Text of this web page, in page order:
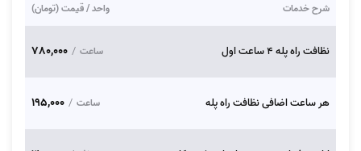
شرح خدمات واحد / قیمت (تومان)
نظافت راه پله 4 ساعت اول ساعت /
780,000
هر ساعت اضافی نظافت راه پله ساعت /
195,000